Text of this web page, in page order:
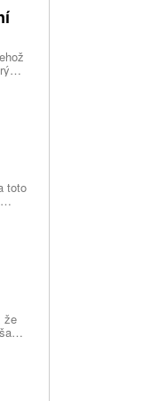
toto
že